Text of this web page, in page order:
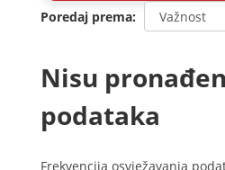
Poredaj prema
Nisu
podataka
Frekvencija osvježavanja